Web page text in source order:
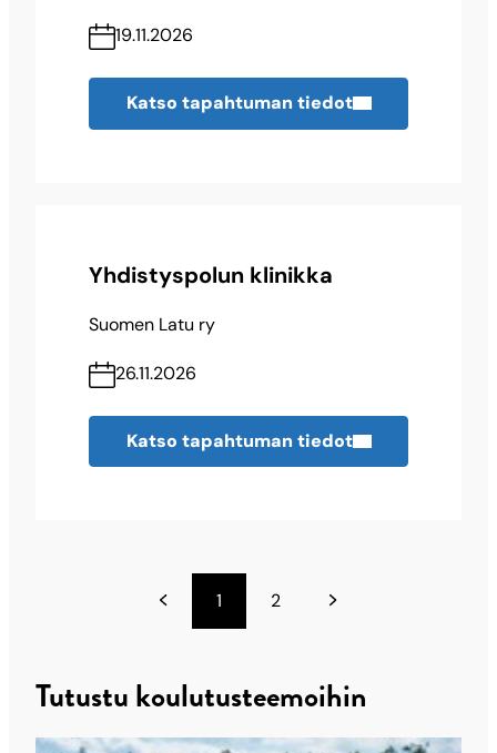
19.11.2026
Katso tapahtuman tiedot
Yhdistyspolun klinikka
Suomen Latu ry
26.11.2026
Katso tapahtuman tiedot
1 2
Tutustu koulutusteemoihin